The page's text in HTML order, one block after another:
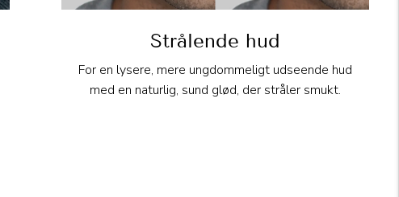
Strålende hud
For en lysere, mere ungdommeligt udseende hud
med en naturlig, sund glød, der stråler smukt.